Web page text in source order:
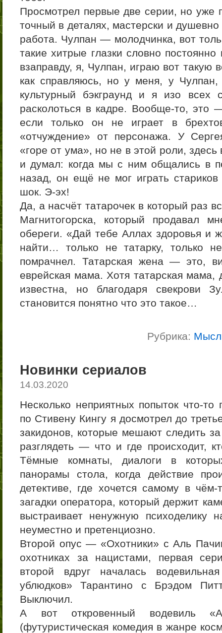
Просмотрел первые две серии, но уже
точный в деталях, мастерски и
работа. Чулпан — молодчинка, вот
такие хитрые глазки словно
взаправду, я, Чулпан, играю вот такую
как справляюсь, но у меня, у
культурный бэкграунд и я изо всех
расколоться в кадре. Вообще-то, это
если только он не играет в
«отчуждение» от персонажа. У
«горе от ума», но не в этой роли,
и думал: когда мы с ним общались в
назад, он ещё не мог играть
шок. Э-эх!
Да, а насчёт татарочек в который раз
Магнитогорска, который продавал
обереги. «Дай тебе Аллах здоровья и
найти… только не татарку, только
помрачнел. Татарская жена — это,
еврейская мама. Хотя татарская
известна, но благодаря свекрови
становится понятно что это такое…
Рубрика:
Новинки сериалов
14.03.2020
Несколько неприятных попыток что-
по Стивену Кингу я досмотрел до
закидонов, которые мешают следить
разглядеть — что и где происходит,
Тёмные комнаты, диалоги в
панорамы стола, когда действие
детективе, где хочется самому в чём-
загадки оператора, который держит
выстраивает ненужную психоделику
неуместно и претенциозно.
Второй опус — «Охотники» с Аль
охотниках за нацистами, первая
второй вдруг началась
ублюдков» Тарантино с Брэдом
Выключил.
А вот откровенный
(футуристическая комедия в жанре